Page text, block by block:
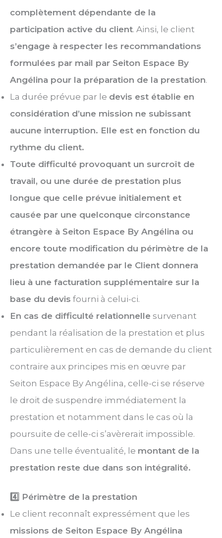
complètement dépendante de la
participation active du client. Ainsi, le client
s’engage à respecter les recommandations
formulées par mail par Seiton Espace By
Angélina pour la préparation de la prestation.
La durée prévue par le devis est établie en
considération d’une mission ne subissant
aucune interruption. Elle est en fonction du
rythme du client.
Toute difficulté provoquant un surcroît de
travail, ou une durée de prestation plus
longue que celle prévue initialement et
causée par une quelconque circonstance
étrangère à Seiton Espace By Angélina ou
encore toute modification du périmètre de la
prestation demandée par le Client donnera
lieu à une facturation supplémentaire sur la
base du devis fourni à celui-ci.
En cas de difficulté relationnelle survenant
pendant la réalisation de la prestation et plus
particulièrement en cas de demande du client
contraire aux principes mis en œuvre par
Seiton Espace By Angélina, celle-ci se réserve
le droit de suspendre immédiatement la
prestation et notamment dans le cas où la
poursuite de celle-ci s’avèrerait impossible.
Dans une telle éventualité, le montant de la
prestation reste due dans son intégralité.
4️⃣ Périmètre de la prestation
Le client reconnaît expressément que les
missions de Seiton Espace By Angélina